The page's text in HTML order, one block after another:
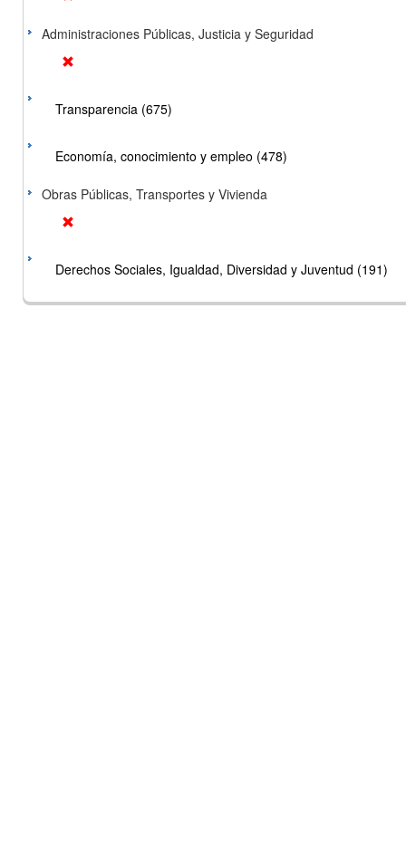
Administraciones Públicas, Justicia y Seguridad
Transparencia (675)
Economía, conocimiento y empleo (478)
Obras Públicas, Transportes y Vivienda
Derechos Sociales, Igualdad, Diversidad y Juventud (191)